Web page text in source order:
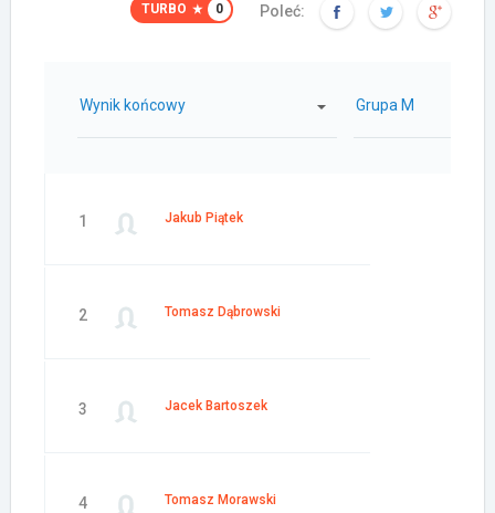
TURBO 0 Poleć:
Wynik końcowy Grupa M
1 Jakub Piątek
2 Tomasz Dąbrowski
3 Jacek Bartoszek
4 Tomasz Morawski